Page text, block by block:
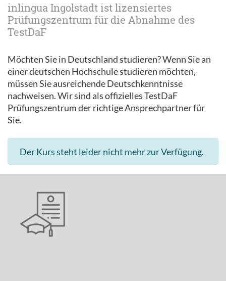
inlingua Ingolstadt ist lizensiertes
Prüfungszentrum für die Abnahme des
TestDaF
Möchten Sie in Deutschland studieren? Wenn Sie an
einer deutschen Hochschule studieren möchten,
müssen Sie ausreichende Deutschkenntnisse
nachweisen. Wir sind als offizielles TestDaF
Prüfungszentrum der richtige Ansprechpartner für
Sie.
Der Kurs steht leider nicht mehr zur Verfügung.